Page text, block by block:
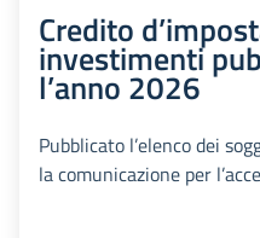
Credito
investimenti
l’anno 2026
Pubblicato l’elenco dei
la comunicazione per